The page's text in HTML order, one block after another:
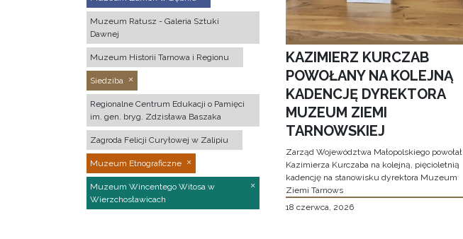
Muzeum Ratusz - Galeria Sztuki
Dawnej
Muzeum Historii Tarnowa i Regionu
Siedziba
Regionalne Centrum Edukacji o Pamięci
im. gen. bryg. Zdzisława Baszaka
Zagroda Felicji Curyłowej w Zalipiu
Muzeum Etnograficzne
Muzeum Wincentego Witosa w
Wierzchosławicach
KAZIMIERZ KURCZAB
POWOŁANY NA KOLEJNĄ
KADENCJĘ DYREKTORA
MUZEUM ZIEMI
TARNOWSKIEJ
Zarząd Województwa Małopolskiego powołał
Kazimierza Kurczaba na kolejną, pięcioletnią
kadencję na stanowisku dyrektora Muzeum
Ziemi Tarnows
18 czerwca, 2026